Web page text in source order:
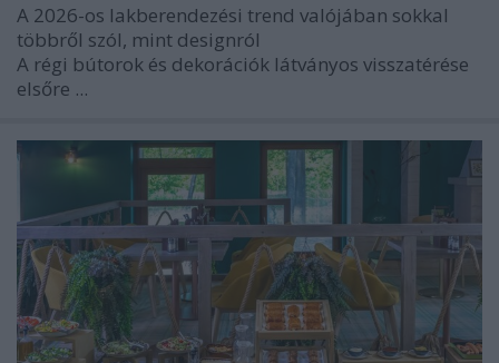
A 2026-os lakberendezési trend valójában sokkal
többről szól, mint designról
A régi bútorok és dekorációk látványos visszatérése
elsőre ...